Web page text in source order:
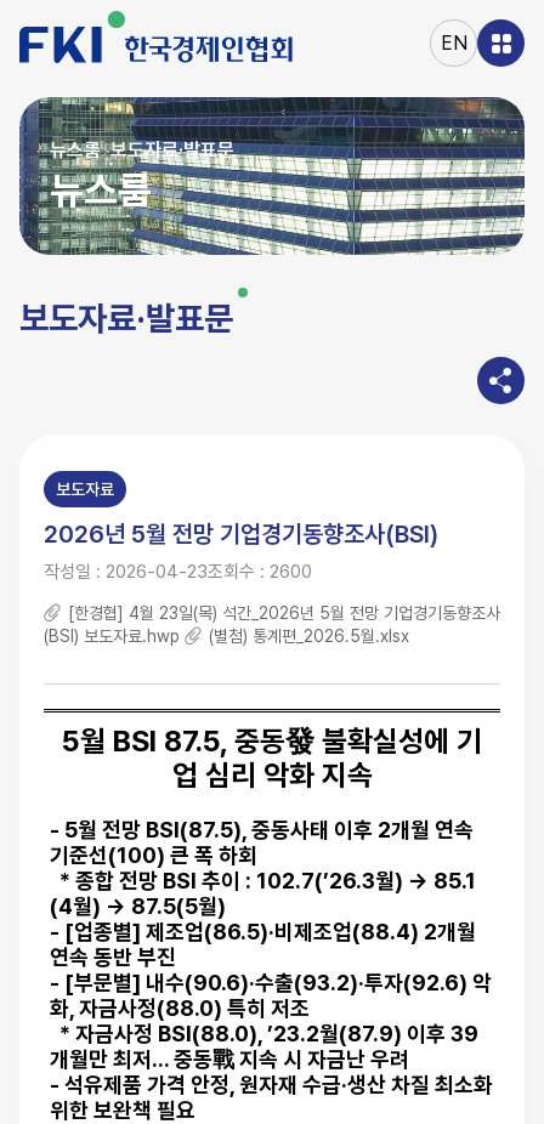
바로가기
주메뉴
EN
뉴스룸>보도자료·발표문
뉴스룸
보도자료·발표문
보도자료
2026년 5월 전망 기업경기동향조사(BSI)
작성일 : 2026-04-23조회수 : 2600
[한경협] 4월 23일(목) 석간_2026년 5월 전망 기업경기동향조사
(BSI) 보도자료.hwp
(별첨) 통계편_2026.5월.xlsx
5월 BSI 87.5, 중동發 불확실성에 기
업 심리 악화 지속
- 5월 전망 BSI(87.5), 중동사태 이후 2개월 연속
기준선(100) 큰 폭 하회
* 종합 전망 BSI 추이 : 102.7(’26.3월) → 85.1
(4월) → 87.5(5월)
- [업종별] 제조업(86.5)·비제조업(88.4) 2개월
연속 동반 부진
- [부문별] 내수(90.6)·수출(93.2)·투자(92.6) 악
화, 자금사정(88.0) 특히 저조
* 자금사정 BSI(88.0), ’23.2월(87.9) 이후 39
개월만 최저... 중동戰 지속 시 자금난 우려
- 석유제품 가격 안정, 원자재 수급·생산 차질 최소화
위한 보완책 필요